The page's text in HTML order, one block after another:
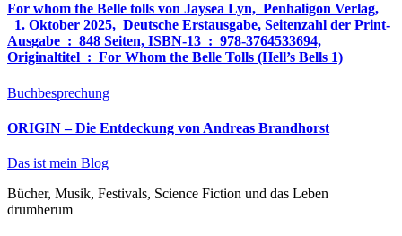
For whom the Belle tolls von Jaysea Lyn, ‎ Penhaligon Verlag,
‎ 1. Oktober 2025, ‎ Deutsche Erstausgabe, Seitenzahl der Print-
Ausgabe ‏ : ‎ 848 Seiten, ISBN-13 ‏ : ‎ 978-3764533694,
Originaltitel ‏ : ‎ For Whom the Belle Tolls (Hell’s Bells 1)
Buchbesprechung
ORIGIN – Die Entdeckung von Andreas Brandhorst
Das ist mein Blog
Bücher, Musik, Festivals, Science Fiction und das Leben
drumherum